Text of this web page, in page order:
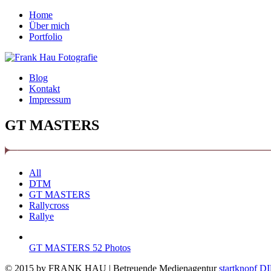
Home
Über mich
Portfolio
Blog
Kontakt
Impressum
GT MASTERS
All
DTM
GT MASTERS
Rallycross
Rallye
GT MASTERS 52 Photos
© 2015 by FRANK HAU | Betreuende Medienagenturstartknopf